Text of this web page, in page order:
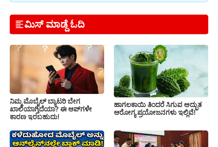
ಮಿಸ್ ಮಾಡ್ದೆ ಓದಿ
ನಿಮ್ಮ ಮೊಬೈಲ್ ಬ್ಯಾಟರಿ ಬೇಗ
ಖಾಲಿಯಾಗ್ತಿದೆಯಾ? ಈ ಆಪ್‌ಗಳೇ
ಕಾರಣ ಇರಬಹುದು!
ಹಾಗಲಕಾಯಿ ತಿಂದರೆ ಸಿಗುವ ಅದ್ಭುತ
ಆರೋಗ್ಯ ಪ್ರಯೋಜನಗಳು ಇಲ್ಲಿವೆ!